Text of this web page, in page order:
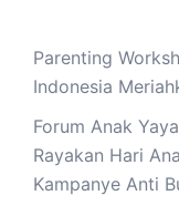
Parenting
Indonesia
Forum Anak
Rayakan Hari
Kampanye Anti